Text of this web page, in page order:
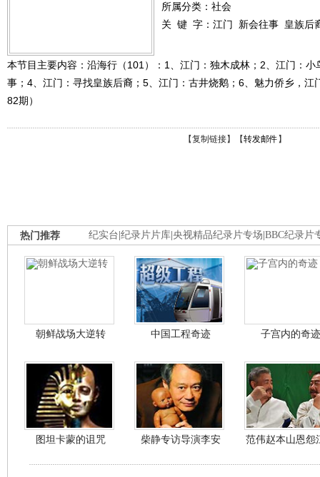
所属分类：社会
关 键 字： 江门 新会往事 皇族后
本节目主要内容：沿海行（101）：1、江门：独木成林；2、江门：
事；4、江门：寻找皇族后裔；5、江门：古井烧鹅；6、魅力侨乡，江
82期）
【复制链接】【转发邮件 】
纪实台 纪录片片库 央视精品纪录片专场 BBC纪录片
热门推荐
朝鲜战场大逆转 中国工程奇迹 子宫内的奇迹
图坦卡蒙的诅咒 柴静专访导演李安 范伟赵本山恩怨